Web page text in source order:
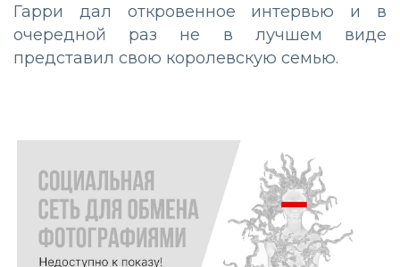
Гарри дал откровенное интервью и в
очередной раз не в лучшем виде
представил свою королевскую семью.